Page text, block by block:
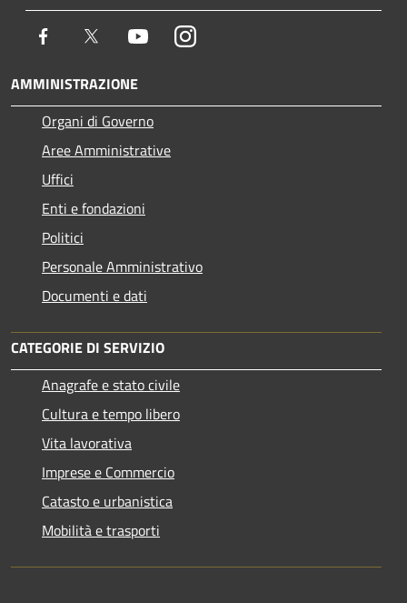
Facebook Twitter YoutubeInstagram
AMMINISTRAZIONE
Organi di Governo
Aree Amministrative
Uffici
Enti e fondazioni
Politici
Personale Amministrativo
Documenti e dati
CATEGORIE DI SERVIZIO
Anagrafe e stato civile
Cultura e tempo libero
Vita lavorativa
Imprese e Commercio
Catasto e urbanistica
Mobilità e trasporti